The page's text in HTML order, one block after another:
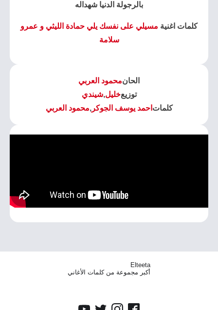
بالرجولة الدنيا شهداله
كلمات اغنية مسيلي على نفسك يلي حمادة الليثي و عمرو
سلامة
الحانمحمود العربي
توزيعخليل,شيندي
كلمات احمد يوسف الجوكر,محمود العربي
Elteeta
أكبر مجموعة من كلمات الأغاني